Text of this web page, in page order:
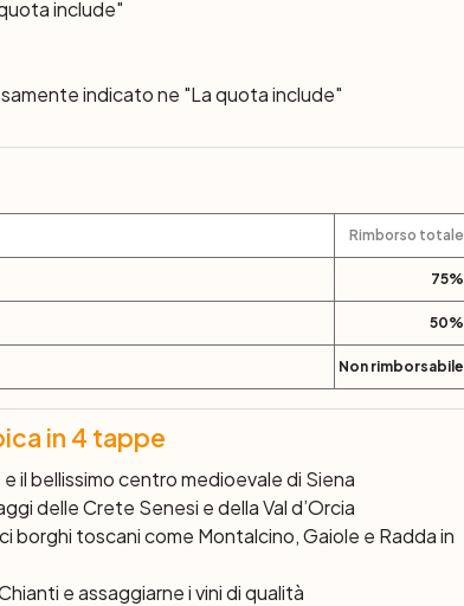
individuale.
include"
indicato ne "La quota include"
Rimborso totale
75%
50%
Non rimborsabile
in 4 tappe
il bellissimo centro medioevale di Siena
delle Crete Senesi e della Val d’Orcia
toscani come Montalcino, Gaiole e Radda in
e assaggiarne i vini di qualità